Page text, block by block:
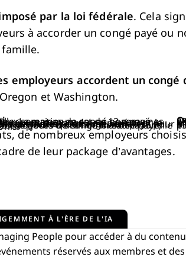
par la loi fédérale. Cela
à accorder un congé payé ou
famille.
employeurs accordent un congé
et Washington.
25
550
15
de nombreux employeurs
de leur package d’avantages.
À L'ÈRE DE L'IA
People pour accéder à du contenu
réservés aux membres et des